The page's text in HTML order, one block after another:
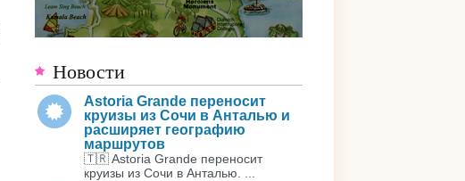
Новости
Astoria Grande переносит
круизы из Сочи в Анталью и
расширяет географию
маршрутов
🇹🇷 Astoria Grande переносит
круизы из Сочи в Анталью. ...